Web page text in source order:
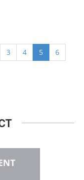
3 4 5
6